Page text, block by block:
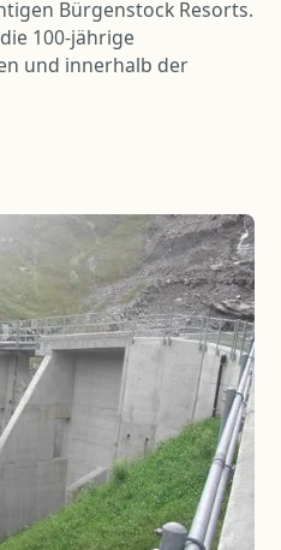
Bürgenstock Resorts.
100-jährige
und innerhalb der
unterkellert und entlang
angebaut. Das
dem Bergkamm. Die
inmitten der steil
Zudem wurden u.a.
Bürgenstock
Shop sowie ein Ballroom
integriert. Beim
des ehemaligen
erweitert. Dabei
Spezialaushübe
der Tragstruktur
ein Stollen unter dem